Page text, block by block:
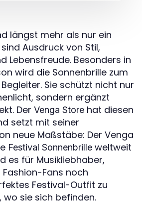
längst mehr als nur ein
Ausdruck von Stil,
Lebensfreude. Besonders in
wird die Sonnenbrille zum
Sie schützt nicht nur
sondern ergänzt
Der Venga Store hat diesen
setzt mit seiner
neue Maßstäbe: Der Venga
Festival Sonnenbrille weltweit
es für Musikliebhaber,
Fans noch
Festival-Outfit zu
wo sie sich befinden.